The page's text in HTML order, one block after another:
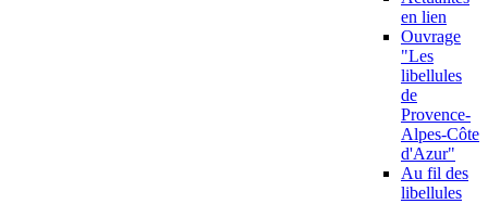
en lien
Ouvrage
"Les
libellules
de
Provence-
Alpes-Côte
d'Azur"
Au fil des
libellules